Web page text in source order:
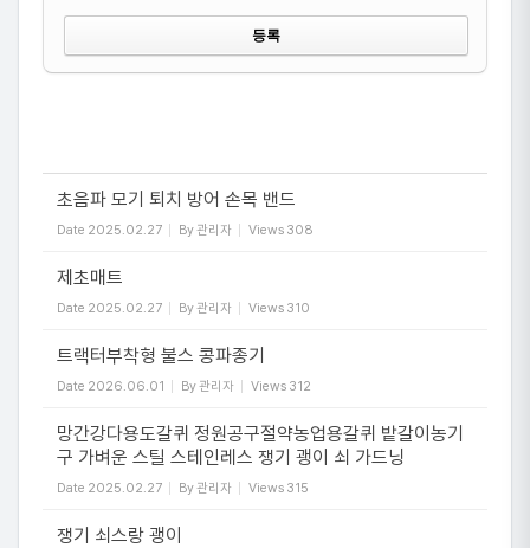
초음파 모기 퇴치 방어 손목 밴드
Date 2025.02.27 By관리자 Views 308
제초매트
Date 2025.02.27 By관리자 Views 310
트랙터부착형 불스 콩파종기
Date 2026.06.01 By관리자 Views 312
망간강다용도갈퀴 정원공구절약농업용갈퀴 밭갈이농기
구 가벼운 스틸 스테인레스 쟁기 괭이 쇠 가드닝
Date 2025.02.27 By관리자 Views 315
쟁기 쇠스랑 괭이